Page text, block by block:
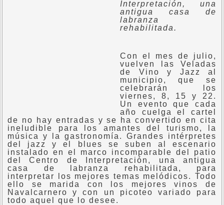
Interpretación, una
antigua casa de
labranza
rehabilitada.
Con el mes de julio,
vuelven las Veladas
de Vino y Jazz al
municipio, que se
celebrarán los
viernes, 8, 15 y 22.
Un evento que cada
año cuelga el cartel
de no hay entradas y se ha convertido en cita
ineludible para los amantes del turismo, la
música y la gastronomía. Grandes intérpretes
del jazz y el blues se suben al escenario
instalado en el marco incomparable del patio
del Centro de Interpretación, una antigua
casa de labranza rehabilitada, para
interpretar los mejores temas melódicos. Todo
ello se marida con los mejores vinos de
Navalcarnero y con un picoteo variado para
todo aquel que lo desee.